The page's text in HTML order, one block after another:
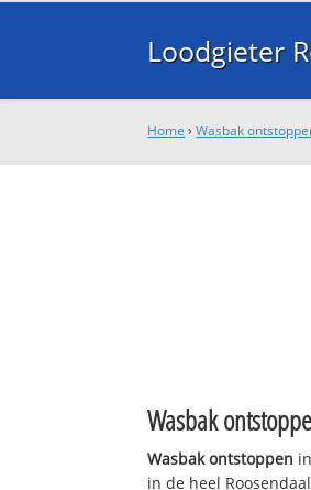
Loodgieter
Home ›Wasbak
Wasbak
Wasbak ontstoppen
in de heel